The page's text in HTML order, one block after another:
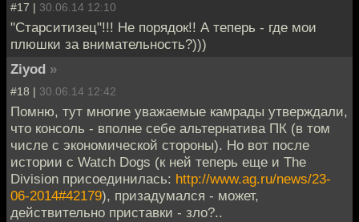
#17 | 30.06.14 12:10
"Старситизец"!!! Не порядок!! А теперь - где мои
плюшки за внимательность?)))
Ziyod »
#18 | 30.06.14 12:42
Помню, тут многие уважаемые камрады утверждали,
что консоль - вполне себе альтернатива ПК (в том
числе с экономической стороны). Но вот после
истории с Watch Dogs (к ней теперь еще и The
Division присоединилась: http://www.ag.ru/news/23-
06-2014#42179), призадумался - может,
действительно приставки - зло?..